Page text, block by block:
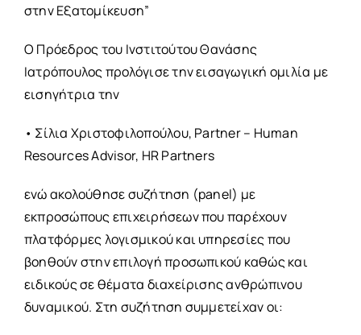
στην Εξατομίκευση”
Ο Πρόεδρος του Ινστιτούτου Θανάσης
Ιατρόπουλος προλόγισε την εισαγωγική ομιλία με
εισηγήτρια την
• Σίλια Χριστοφιλοπούλου, Partner – Human
Resources Advisor, HR Partners
ενώ ακολούθησε συζήτηση (panel) με
εκπροσώπους επιχειρήσεων που παρέχουν
πλατφόρμες λογισμικού και υπηρεσίες που
βοηθούν στην επιλογή προσωπικού καθώς και
ειδικούς σε θέματα διαχείρισης ανθρώπινου
δυναμικού. Στη συζήτηση συμμετείχαν οι: